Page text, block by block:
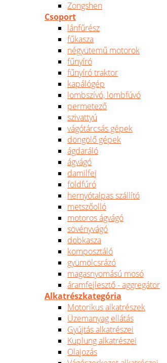
Zongshen
Csoport
lánfűrész
fűkasza
négyütemű motorok
fűnyíró
fűnyíró traktor
kapálógép
lombszívó, lombfúvó
permetező
szivattyú
vágótárcsás gépek
döngölő gépek
ágdaráló
ágvágó
damilfej
földfúró
hernyótalpas szállító
metszőolló
motoros ágvágó
sövényvágó
dobkasza
komposztáló
gyümölcsrázó
magasnyomású mosó
áramfejlesztő - aggregátor
Alkatrészkategória
Motorikus alkatrészek
Üzemanyag ellátás
Gyújtás alkatrészei
Kuplung alkatrészei
Olajozás